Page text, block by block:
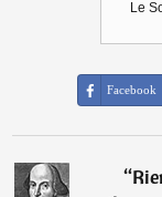
Le
Facebook
“